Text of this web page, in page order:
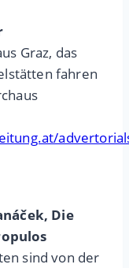
Graz, das
fahren
Die
sind von der